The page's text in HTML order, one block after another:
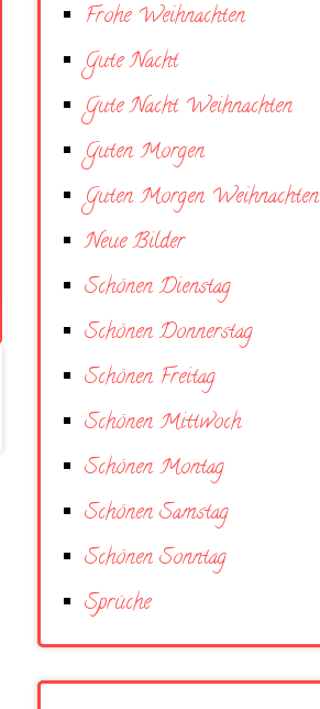
Frohe Weihnachten
Gute Nacht
Gute Nacht Weihnachten
Guten Morgen
Guten Morgen Weihnachten
Neue Bilder
Schönen Dienstag
Schönen Donnerstag
Schönen Freitag
Schönen Mittwoch
Schönen Montag
Schönen Samstag
Schönen Sonntag
Sprüche